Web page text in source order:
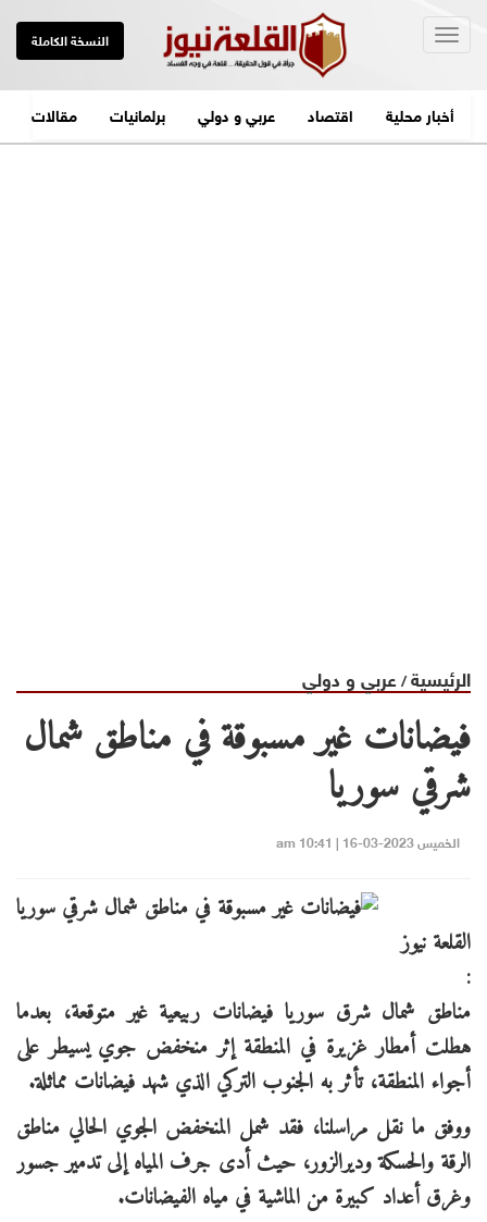
النسخة الكاملة
أخبار محلية اقتصاد عربي و دولي برلمانيات مقالات
الرئيسية/ عربي و دولي
فيضانات غير مسبوقة في مناطق شمال
شرقي سوريا
الخميس 2023-03-16 | 10:41 am
القلعة نيوز
:
مناطق شمال شرق سوريا فيضانات ربيعية غير متوقعة، بعدما
هطلت أمطار غزيرة في المنطقة إثر منخفض جوي يسيطر على
أجواء المنطقة، تأثر به الجنوب التركي الذي شهد فيضانات مماثلة.
ووفق ما نقل مراسلنا، فقد شمل المنخفض الجوي الحالي مناطق
الرقة والحسكة وديرالزور، حيث أدى جرف المياه إلى تدمير جسور
وغرق أعداد كبيرة من الماشية في مياه الفيضانات.